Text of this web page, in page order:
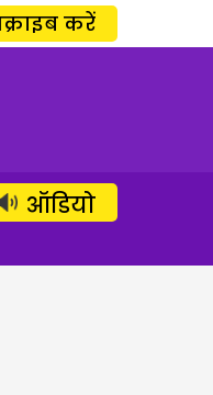
करें
ऑडियो